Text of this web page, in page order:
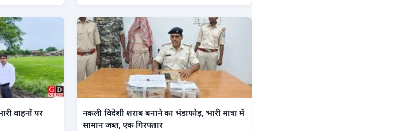
वाहनों पर
नकली विदेशी शराब बनाने का भंडाफोड़, भारी मात्रा में
सामान जब्त, एक गिरफ्तार